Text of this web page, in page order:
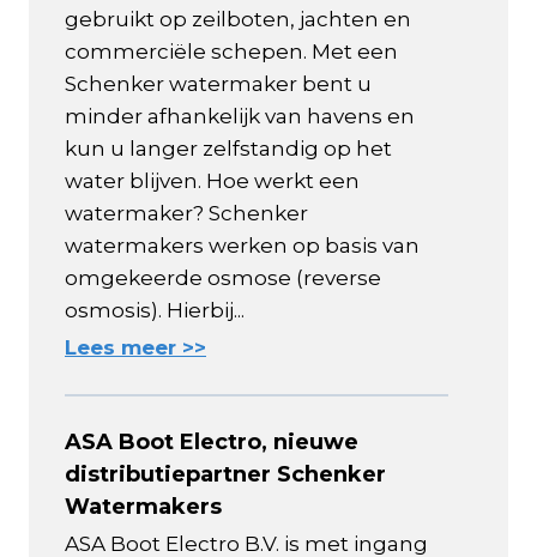
gebruikt op zeilboten, jachten en
commerciële schepen. Met een
Schenker watermaker bent u
minder afhankelijk van havens en
kun u langer zelfstandig op het
water blijven. Hoe werkt een
watermaker? Schenker
watermakers werken op basis van
omgekeerde osmose (reverse
osmosis). Hierbij...
Lees meer >>
ASA Boot Electro, nieuwe
distributiepartner Schenker
Watermakers
ASA Boot Electro B.V. is met ingang